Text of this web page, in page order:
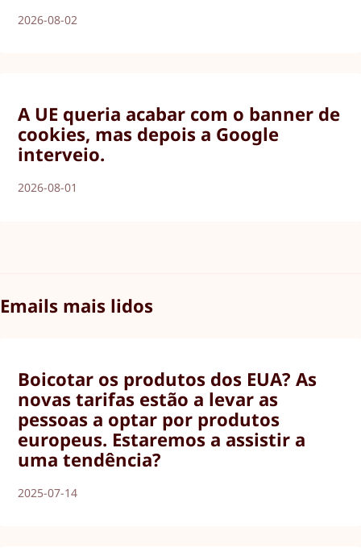
2026-08-02
A UE queria acabar com o banner de
cookies, mas depois a Google
interveio.
2026-08-01
Emails mais lidos
Boicotar os produtos dos EUA? As
novas tarifas estão a levar as
pessoas a optar por produtos
europeus. Estaremos a assistir a
uma tendência?
2025-07-14